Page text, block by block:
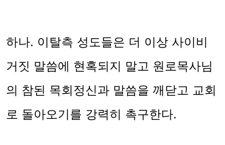
하나. 이탈측 성도들은 더 이상 사이비
거짓 말씀에 현혹되지 말고 원로목사님
의 참된 목회정신과 말씀을 깨닫고 교회
로 돌아오기를 강력히 촉구한다.